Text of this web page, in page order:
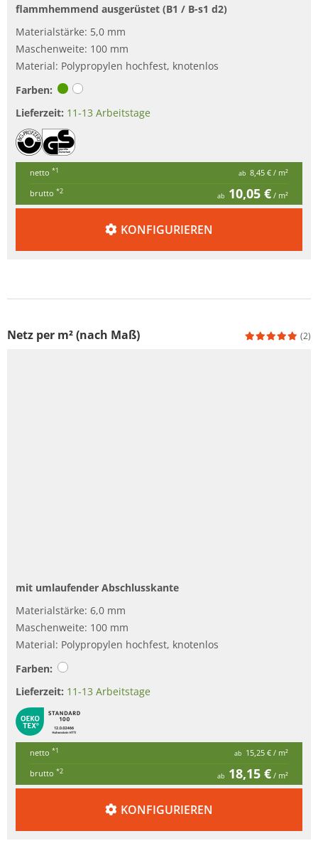
flammhemmend ausgerüstet (B1 / B-s1 d2)
Materialstärke: 5,0 mm
Maschenweite: 100 mm
Material: Polypropylen hochfest, knotenlos
Farben:
Lieferzeit: 11-13 Arbeitstage
netto *1 ab 8,45 € / m²
brutto *2
ab 10,05 € / m²
KONFIGURIEREN
Netz per m² (nach Maß) (2)
mit umlaufender Abschlusskante
Materialstärke: 6,0 mm
Maschenweite: 100 mm
Material: Polypropylen hochfest, knotenlos
Farben:
Lieferzeit: 11-13 Arbeitstage
netto *1 ab 15,25 € / m²
brutto *2
ab 18,15 € / m²
KONFIGURIEREN